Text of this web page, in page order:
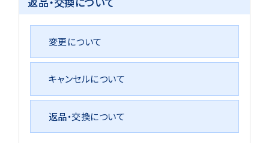
変更について
キャンセルについて
返品・交換について